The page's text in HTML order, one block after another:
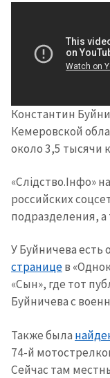
Константин
Кемеровской
около 3,5 тысячи
«Слідство.Інфо»
российских
подразделения,
У Буйничева есть
страницев
«Сын», где тот
Буйничева с
Также была
74-й
Сейчас там